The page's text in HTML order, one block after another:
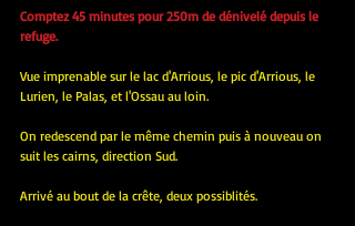
Comptez 45 minutes pour 250m de dénivelé depuis le
refuge.
Vue imprenable sur le lac d'Arrious, le pic d'Arrious, le
Lurien, le Palas, et l'Ossau au loin.
On redescend par le même chemin puis à nouveau on
suit les cairns, direction Sud.
Arrivé au bout de la crête, deux possiblités.